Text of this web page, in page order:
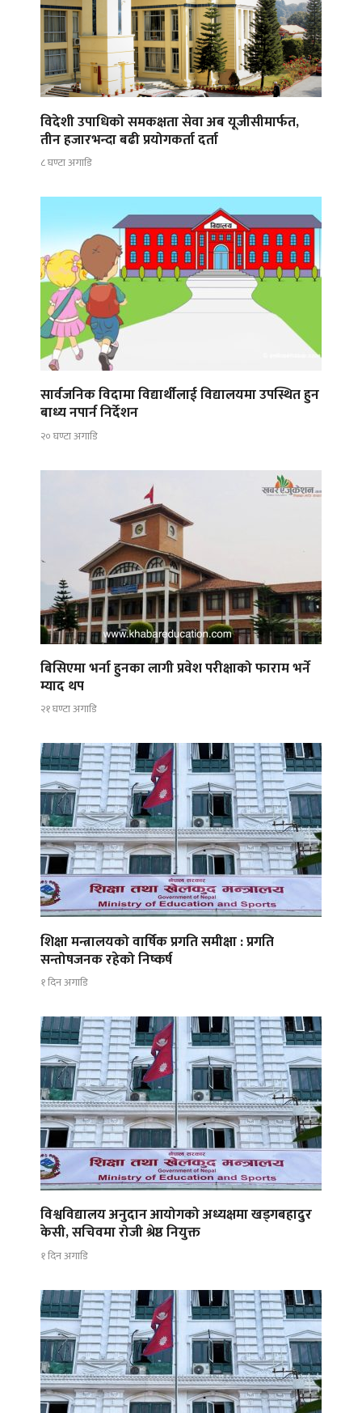
विदेशी उपाधिको समकक्षता सेवा अब यूजीसीमार्फत,
तीन हजारभन्दा बढी प्रयोगकर्ता दर्ता
८ घण्टा अगाडि
सार्वजनिक विदामा विद्यार्थीलाई विद्यालयमा उपस्थित हुन
बाध्य नपार्न निर्देशन
२० घण्टा अगाडि
बिसिएमा भर्ना हुनका लागी प्रवेश परीक्षाको फाराम भर्ने
म्याद थप
२१ घण्टा अगाडि
शिक्षा मन्त्रालयको वार्षिक प्रगति समीक्षा : प्रगति
सन्तोषजनक रहेको निष्कर्ष
१ दिन अगाडि
विश्वविद्यालय अनुदान आयोगको अध्यक्षमा खड्गबहादुर
केसी, सचिवमा रोजी श्रेष्ठ नियुक्त
१ दिन अगाडि